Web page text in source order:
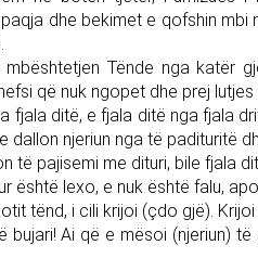
dhe bekimet e qofshin mbi
mbështetjen Tënde nga katër
që nuk ngopet dhe prej
fjala ditë, e fjala ditë nga fjala
dallon njeriun nga të padituritë
të pajisemi me dituri, bile fjala
është lexo, e nuk është falu,
tënd, i cili krijoi (çdo gjë).
bujari! Ai që e mësoi (njeriun)